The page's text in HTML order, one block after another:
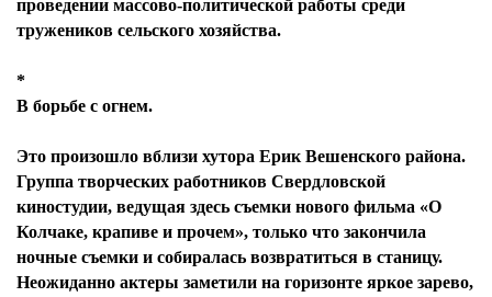
проведении массово-политической работы среди
тружеников сельского хозяйства.
*
В борьбе с огнем.
Это произошло вблизи хутора Ерик Вешенского района.
Группа творческих работников Свердловской
киностудии, ведущая здесь съемки нового фильма «О
Колчаке, крапиве и прочем», только что закончила
ночные съемки и собиралась возвратиться в станицу.
Неожиданно актеры заметили на горизонте яркое зарево,